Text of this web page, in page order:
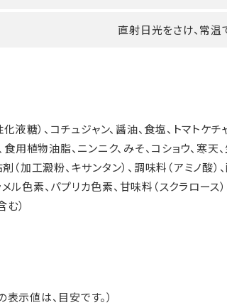
直射日光をさけ、常温
液糖）、コチュジャン、醤油、食塩、トマトケチ
用植物油脂、ニンニク、みそ、コショウ、寒天
加工澱粉、キサンタン）、調味料（アミノ酸）
メル色素、パプリカ色素、甘味料（スクラロース）
）
示値は、目安です。）